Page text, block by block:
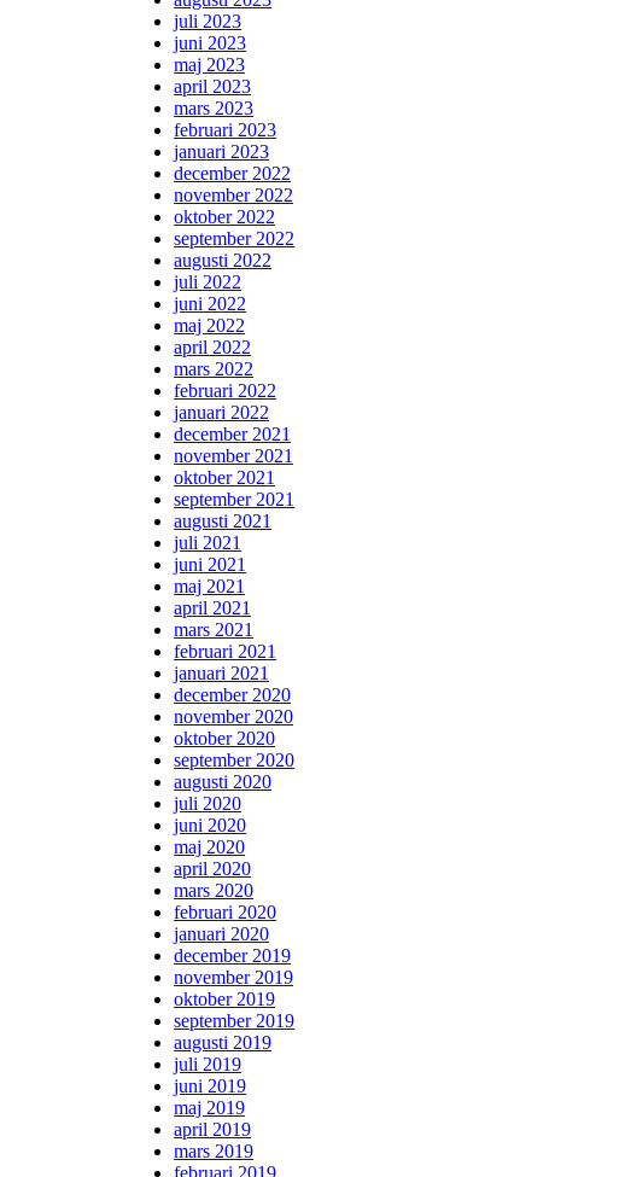
juli 2023
juni 2023
maj 2023
april 2023
mars 2023
februari 2023
januari 2023
december 2022
november 2022
oktober 2022
september 2022
augusti 2022
juli 2022
juni 2022
maj 2022
april 2022
mars 2022
februari 2022
januari 2022
december 2021
november 2021
oktober 2021
september 2021
augusti 2021
juli 2021
juni 2021
maj 2021
april 2021
mars 2021
februari 2021
januari 2021
december 2020
november 2020
oktober 2020
september 2020
augusti 2020
juli 2020
juni 2020
maj 2020
april 2020
mars 2020
februari 2020
januari 2020
december 2019
november 2019
oktober 2019
september 2019
augusti 2019
juli 2019
juni 2019
maj 2019
april 2019
mars 2019
februari 2019